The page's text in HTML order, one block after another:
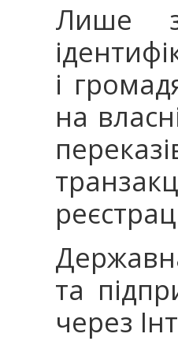
Лише
і
на
та
через